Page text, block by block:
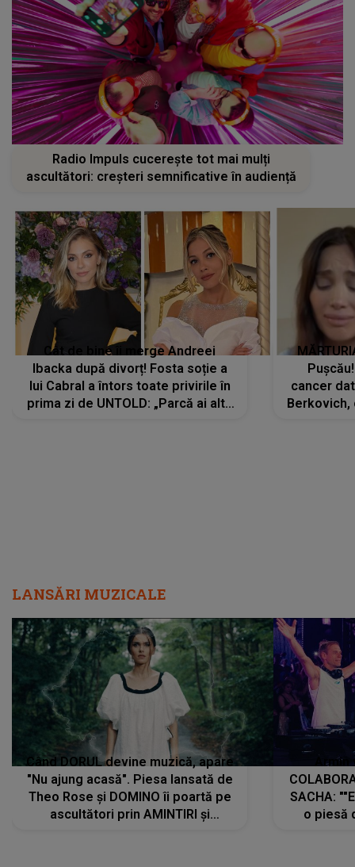
Radio Impuls cucerește tot mai mulți
ascultători: creșteri semnificative în audiență
Cât de bine îi merge Andreei
Ibacka după divorț! Fosta soție a
lui Cabral a întors toate privirile în
prima zi de UNTOLD: „Parcă ai altă
cancer
LANSĂRI MUZICALE
Când DORUL devine muzică, apare
"Nu ajung acasă". Piesa lansată de
Theo Rose și DOMINO îi poartă pe
ascultători prin AMINTIRI și
SACHA:
o piesă